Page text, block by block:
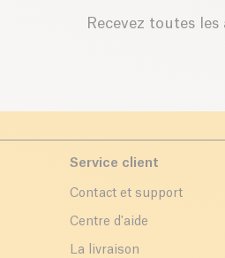
Recevez toutes
Service client
Contact et support
Centre d'aide
La livraison